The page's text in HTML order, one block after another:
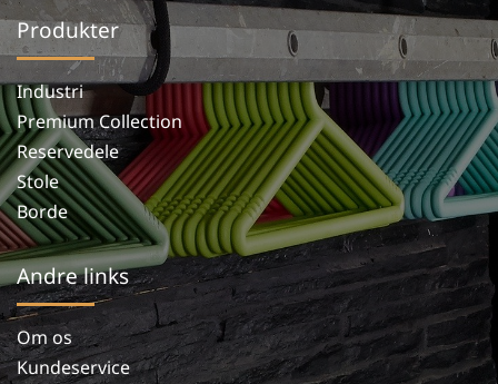
Produkter
Industri
Premium Collection
Reservedele
Stole
Borde
Andre links
Om os
Kundeservice